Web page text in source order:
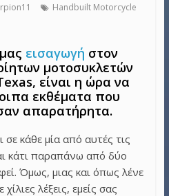
Handbuilt Motorcycle
εισαγωγή στον
μοτοσυκλετών
είναι η ώρα να
εκθέματα που
απαρατήρητα.
σε κάθε μία από αυτές τις
κάτι παραπάνω από δύο
Όμως, μιας και όπως λένε
λέξεις, εμείς σας